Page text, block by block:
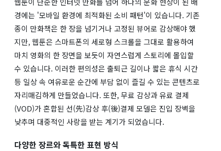
경에는 '모바일 환경에 최적화된 소비 패턴'이 있습니다. 기존
종이 만화책은 한 장을 넘기거나 고정된 뷰어로 감상해야 했
지만, 웹툰은 스마트폰의 세로형 스크롤을 그대로 활용하여
마치 영화의 한 장면을 보듯이 자연스럽게 스토리에 몰입할
수 있습니다. 이러한 편의성은 출퇴근 길이나 짧은 휴식 시간
등 일상 속 여유로운 순간에 부담 없이 즐길 수 있는 콘텐츠로
자리매김하게 만들었습니다. 또한, 무료 감상과 유료 결제
(VOD)가 혼합된 선(先)감상 후(後)결제 모델은 진입 장벽을
낮추며 대중적인 사랑을 받는 계기가 되었습니다.
다양한 장르와 독특한 표현 방식